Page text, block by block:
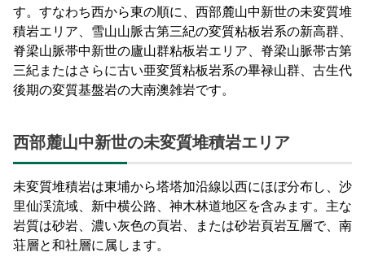
す。すなわち西から東の順に、西部麓山中新世の未変質堆
積岩エリア、雪山山脈古第三紀の変質粘板岩系の新高群、
脊梁山脈帯中新世の廬山群粘板岩エリア、脊梁山脈帯古第
三紀またはさらに古い亜変質粘板岩系の畢禄山群、古生代
後期の変質基盤岩の大南澳雑岩です。
西部麓山中新世の未変質堆積岩エリア
未変質堆積岩は東埔から塔塔加沿線以西にほぼ分布し、沙
里仙渓流域、新中横公路、神木林道地区を含みます。主な
岩質は砂岩、濃い灰色の頁岩、または砂岩頁岩互層で、南
荘層と和社層に属します。